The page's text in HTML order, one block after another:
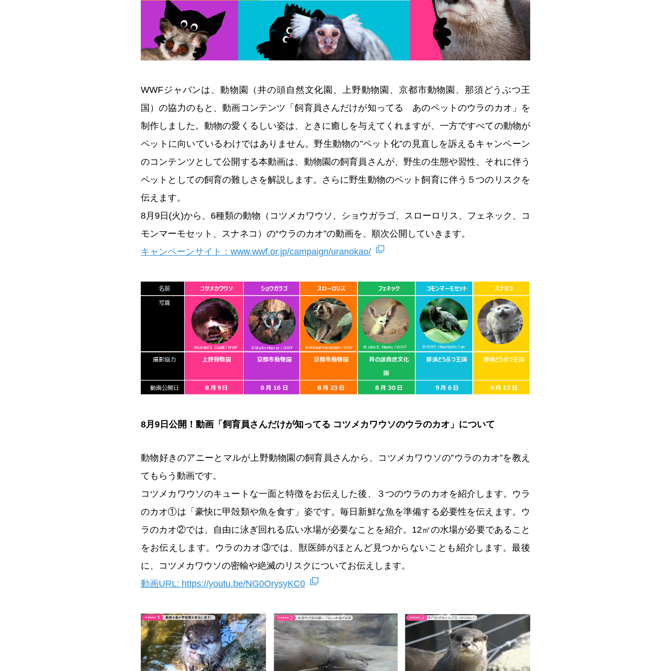
WWFジャパンは、動物園（井の頭自然文化園、上野動物園、京都市動物園、那須どうぶつ王
国）の協力のもと、動画コンテンツ「飼育員さんだけが知ってる あのペットのウラのカオ」を
制作しました。動物の愛くるしい姿は、ときに癒しを与えてくれますが、一方ですべての動物が
ペットに向いているわけではありません。野生動物の”ペット化”の見直しを訴えるキャンペーン
のコンテンツとして公開する本動画は、動物園の飼育員さんが、野生の生態や習性、それに伴う
ペットとしての飼育の難しさを解説します。さらに野生動物のペット飼育に伴う５つのリスクを
伝えます。
8月9日(火)から、6種類の動物（コツメカワウソ、ショウガラゴ、スローロリス、フェネック、コ
モンマーモセット、スナネコ）の“ウラのカオ”の動画を、順次公開していきます。
キャンペーンサイト：www.wwf.or.jp/campaign/uranokao/
8月9日公開！動画「飼育員さんだけが知ってる コツメカワウソのウラのカオ」について
動物好きのアニーとマルが上野動物園の飼育員さんから、コツメカワウソの”ウラのカオ”を教え
てもらう動画です。
コツメカワウソのキュートな一面と特徴をお伝えした後、３つのウラのカオを紹介します。ウラ
のカオ①は「豪快に甲殻類や魚を食す」姿です。毎日新鮮な魚を準備する必要性を伝えます。ウ
ラのカオ②では、自由に泳ぎ回れる広い水場が必要なことを紹介。12㎡の水場が必要であること
をお伝えします。ウラのカオ③では、獣医師がほとんど見つからないことも紹介します。最後
に、コツメカワウソの密輸や絶滅のリスクについてお伝えします。
動画URL: https://youtu.be/NG0OrysyKC0